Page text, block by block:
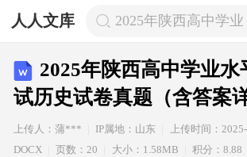
人人文库 2025年陕西高中学
2025年陕西高中学业水
试历史试卷真题（含答案详
上传人：蒲*** IP属地：山东 上传时间：
DOCX
页数：20 大小：1.58MB 积分：8.88